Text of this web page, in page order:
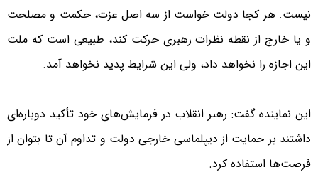
نیست. هر کجا دولت خواست از سه اصل عزت، حکمت و مصلحت
و یا خارج از نقطه نظرات رهبری حرکت کند، طبیعی است که ملت
این اجازه را نخواهد داد، ولی این شرایط پدید نخواهد آمد.
این نماینده گفت: رهبر انقلاب در فرمایش‌های خود تأکید دوباره‌ای
داشتند بر حمایت از دیپلماسی خارجی دولت و تداوم آن تا بتوان از
فرصت‌ها استفاده کرد.